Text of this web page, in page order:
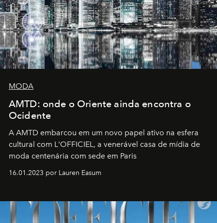
MODA
AMTD: onde o Oriente ainda encontra o
Ocidente
A AMTD embarcou em um novo papel ativo na esfera
cultural com L'OFFICIEL, a venerável casa de mídia de
moda centenária com sede em Paris
16.01.2023 por Lauren Easum